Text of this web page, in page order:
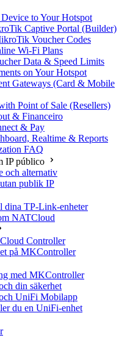
to Your Hotspot
Captive Portal (Builder)
Voucher Codes
Wi-Fi Plans
Data & Speed Limits
on Your Hotspot
Gateways (Card & Mobile
Point of Sale (Resellers)
& Financeiro
& Pay
Realtime & Reports
FAQ
IP público
och alternativ
publik IP
dina TP-Link-enheter
NATCloud
Controller
på MKController
med MKController
din säkerhet
UniFi Mobilapp
du en UniFi-enhet